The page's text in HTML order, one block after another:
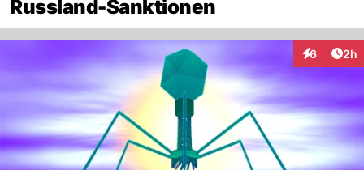
Russland-Sanktionen
6 2h